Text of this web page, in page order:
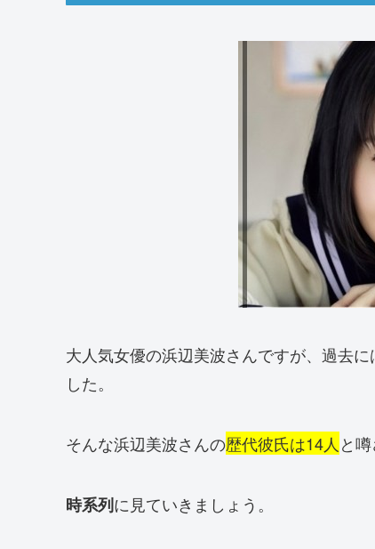
大人気女優の浜辺美波さんですが、過去に
した。
そんな浜辺美波さんの歴代彼氏は14人 と
時系列に見ていきましょう。